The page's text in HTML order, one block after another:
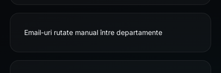
Email-uri rutate manual între departamente